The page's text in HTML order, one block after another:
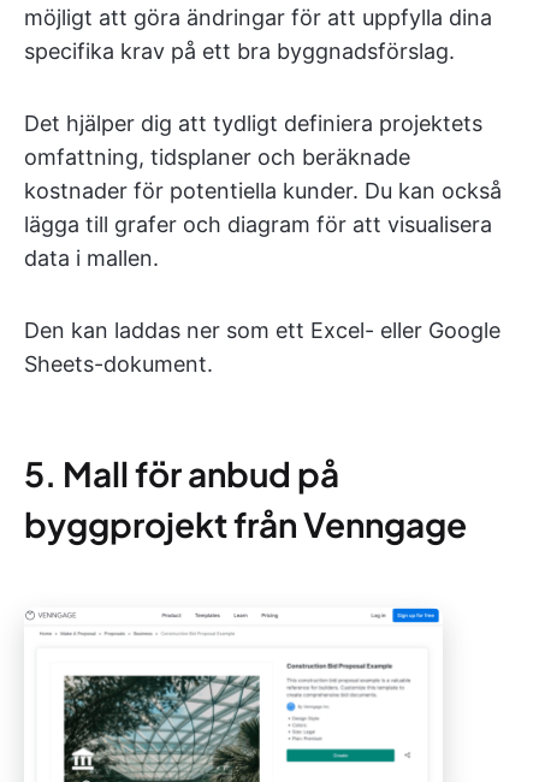
möjligt att göra ändringar för att uppfylla dina
specifika krav på ett bra byggnadsförslag.
Det hjälper dig att tydligt definiera projektets
omfattning, tidsplaner och beräknade
kostnader för potentiella kunder. Du kan också
lägga till grafer och diagram för att visualisera
data i mallen.
Den kan laddas ner som ett Excel- eller Google
Sheets-dokument.
5. Mall för anbud på
byggprojekt från Venngage